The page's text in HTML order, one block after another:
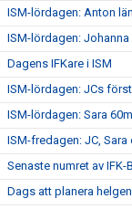
ISM-lördagen: Anton
ISM-lördagen:
Dagens IFKare i ISM
ISM-lördagen: JCs
ISM-lördagen: Sara
ISM-fredagen: JC,
Senaste numret av IFK-
Dags att planera